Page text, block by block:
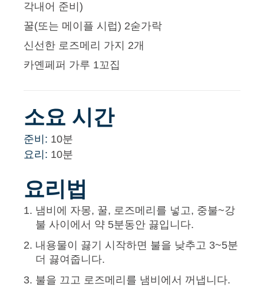
각내어 준비)
꿀(또는 메이플 시럽) 2숟가락
신선한 로즈메리 가지 2개
카옌페퍼 가루 1꼬집
소요 시간
준비: 10분
요리: 10분
요리법
냄비에 자몽, 꿀, 로즈메리를 넣고, 중불~강
불 사이에서 약 5분동안 끓입니다.
내용물이 끓기 시작하면 불을 낮추고 3~5분
더 끓여줍니다.
불을 끄고 로즈메리를 냄비에서 꺼냅니다.